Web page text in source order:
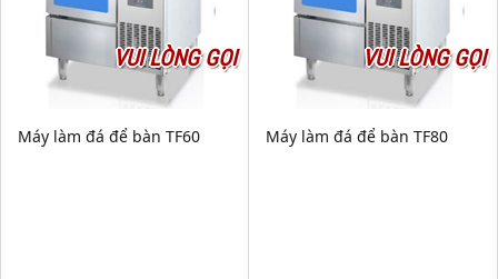
VUI LÒNG GỌI
Máy làm đá để bàn TF60
VUI LÒNG GỌI
Máy làm đá để bàn TF80